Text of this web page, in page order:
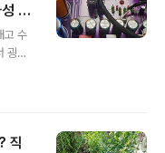
나
고 수
굉장
점검
로
직